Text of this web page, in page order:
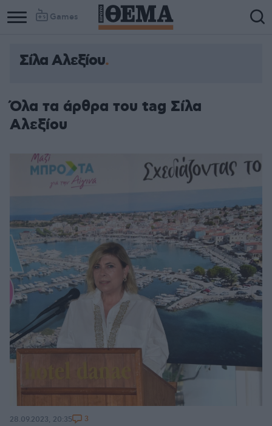
Games
Σίλα Αλεξίου
Όλα τα άρθρα του tag Σίλα
Αλεξίου
28.09.2023, 20:35 3